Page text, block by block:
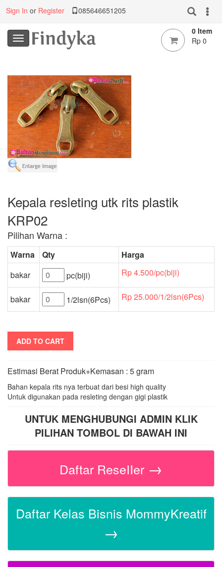
Sign In or Register 085646651205
0 Item
Rp 0
Kepala resleting utk rits plastik
KRP02
Pilihan Warna :
Warna Qty
Harga
bakar
pc(biji) Rp 4.500/pc(biji)
bakar 1/2lsn(6Pcs) Rp 25.000/1/2lsn(6Pcs)
ADD TO CART
Estimasi Berat Produk+Kemasan : 5 gram
Bahan kepala rits nya terbuat dari besi high quality
Untuk digunakan pada resleting dengan gigi plastik
UNTUK MENGHUBUNGI ADMIN KLIK
PILIHAN TOMBOL DI BAWAH INI
Daftar ReseIIer →
Daftar Kelas Bisnis MommyKreatif
→